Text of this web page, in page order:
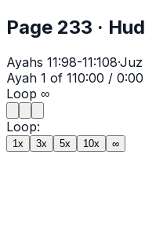
Page 233 · Hud
Ayahs 11:98-11:108·Juz
Ayah 1 of 110:00 / 0:00
Loop ∞
Loop:
1x 3x 5x 10x ∞